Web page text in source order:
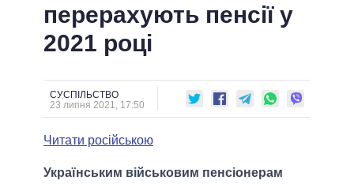
ПОДІЇ
СТАТТІ
ОГЛЯДИ
ДАЙДЖЕСТИ
ЕКОНОМІКА
ПОЛIТИКИ
УСІ ПОЛІТИКИ
ПРЕЗИДЕНТ І ОФІС
ВЕРХОВНА РАДА
МЕРИ МІСТ
ІНФОГРАФІКА
ВІДЕО
ПОРІВНЯННЯ ПОЛІТИКІВ
перерахують пенсії у
2021 році
СУСПІЛЬСТВО
23 липня 2021, 17:50
Читати російською
Українським військовим пенсіонерам